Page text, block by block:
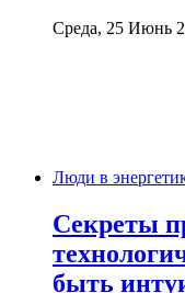
Среда, 25 Июнь
Люди в
Секреты
быть